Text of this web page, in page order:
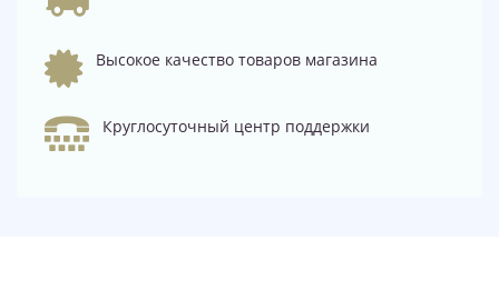
Высокое качество товаров магазина
Круглосуточный центр поддержки